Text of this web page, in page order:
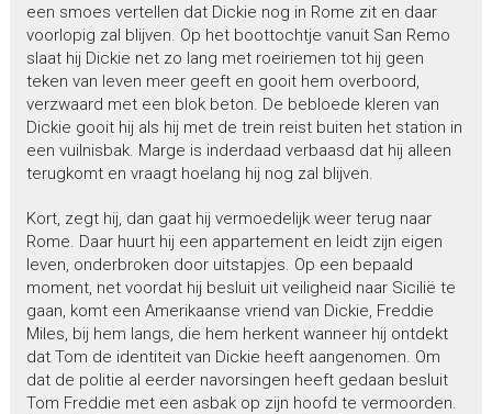
een smoes vertellen dat Dickie nog in Rome zit en daar
voorlopig zal blijven. Op het boottochtje vanuit San Remo
slaat hij Dickie net zo lang met roeiriemen tot hij geen
teken van leven meer geeft en gooit hem overboord,
verzwaard met een blok beton. De bebloede kleren van
Dickie gooit hij als hij met de trein reist buiten het station in
een vuilnisbak. Marge is inderdaad verbaasd dat hij alleen
terugkomt en vraagt hoelang hij nog zal blijven.
Kort, zegt hij, dan gaat hij vermoedelijk weer terug naar
Rome. Daar huurt hij een appartement en leidt zijn eigen
leven, onderbroken door uitstapjes. Op een bepaald
moment, net voordat hij besluit uit veiligheid naar Sicilië te
gaan, komt een Amerikaanse vriend van Dickie, Freddie
Miles, bij hem langs, die hem herkent wanneer hij ontdekt
dat Tom de identiteit van Dickie heeft aangenomen. Om
dat de politie al eerder navorsingen heeft gedaan besluit
Tom Freddie met een asbak op zijn hoofd te vermoorden.